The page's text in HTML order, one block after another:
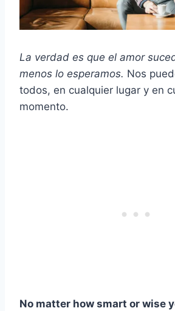
La verdad es que el amor
menos lo esperamos. Nos
todos, en cualquier lugar y en
momento.
No matter how smart or wise